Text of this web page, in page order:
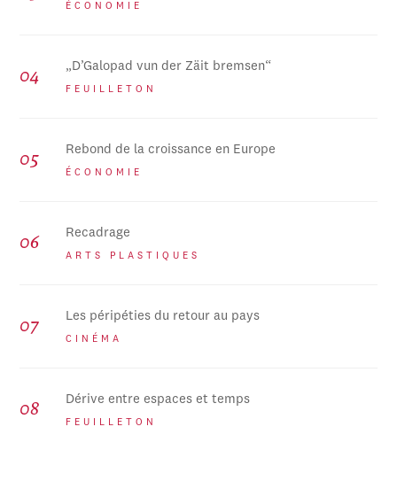
ÉCONOMIE
„D’Galopad vun der Zäit bremsen“
FEUILLETON
Rebond de la croissance en Europe
ÉCONOMIE
Recadrage
ARTS PLASTIQUES
Les péripéties du retour au pays
CINÉMA
Dérive entre espaces et temps
FEUILLETON